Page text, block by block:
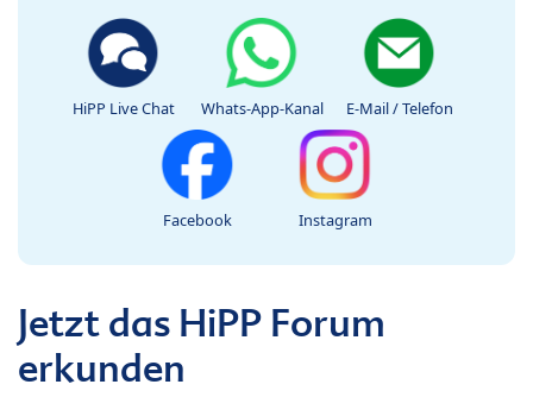
HiPP Live Chat Whats-App-Kanal E-Mail / Telefon
Facebook Instagram
Jetzt das HiPP Forum
erkunden